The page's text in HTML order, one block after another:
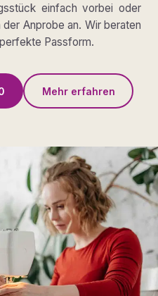
einfach vorbei oder
Anprobe an. Wir beraten
Passform.
Mehr erfahren